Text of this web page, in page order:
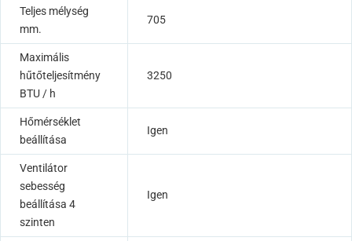
Teljes mélység
mm.
705
Maximális
hűtőteljesítmény
BTU / h
3250
Hőmérséklet
beállítása
Igen
Ventilátor
sebesség
beállítása 4
szinten
Igen